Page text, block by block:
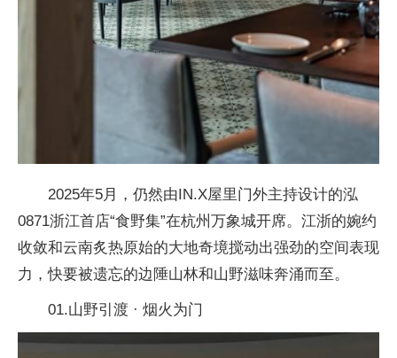
2025年5月，仍然由IN.X屋里门外主持设计的泓
0871浙江首店“食野集”在杭州万象城开席。江浙的婉约
收敛和云南炙热原始的大地奇境搅动出强劲的空间表现
力，快要被遗忘的边陲山林和山野滋味奔涌而至。
01.山野引渡 · 烟火为门